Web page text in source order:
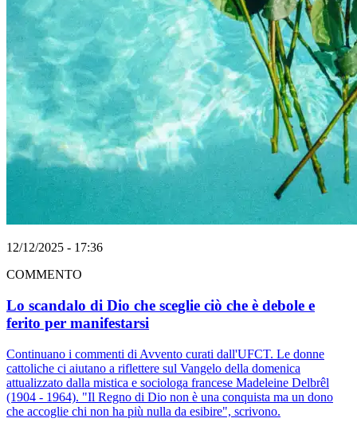
12/12/2025 - 17:36
COMMENTO
Lo scandalo di Dio che sceglie ciò che è debole e
ferito per manifestarsi
Continuano i commenti di Avvento curati dall'UFCT. Le donne
cattoliche ci aiutano a riflettere sul Vangelo della domenica
attualizzato dalla mistica e sociologa francese Madeleine Delbrêl
(1904 - 1964). "Il Regno di Dio non è una conquista ma un dono
che accoglie chi non ha più nulla da esibire", scrivono.